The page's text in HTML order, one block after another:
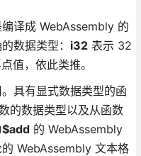
译成 WebAssembly 的
数据类型： i32表示 32
值，依此类推。
具有显式数据类型的函
的数据类型以及从函数
$add的 WebAssembly
WebAssembly 文本格